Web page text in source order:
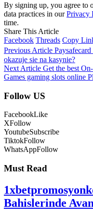
By signing up, you agree to
data practices in ourPrivacy
time.
Share This Article
Facebook Threads Copy
Previous Article
okazuje sie na kasynie?
Next Article Get the best
Games gaming slots online
Follow US
FacebookLike
XFollow
YoutubeSubscribe
TiktokFollow
WhatsAppFollow
Must Read
Bahislerinde